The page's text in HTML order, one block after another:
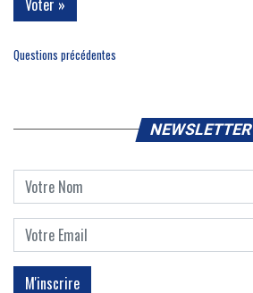
Questions précédentes
NEWSLETTER